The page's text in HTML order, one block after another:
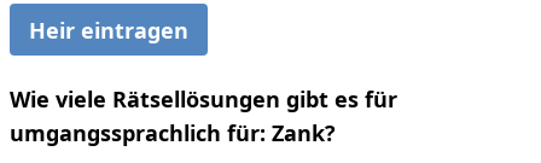
Heir eintragen
Wie viele Rätsellösungen gibt es für
umgangssprachlich für: Zank?